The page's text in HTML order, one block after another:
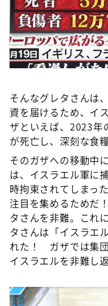
そんなグレタさんは
資を届けるため、イ
ザといえば、2023年
が死亡し、深刻な食
そのガザへの移動中
は、イスラエル軍に
時拘束されてしまっ
注目を集めるためだ
タさんを非難。これ
タさんは「イスラエ
れた！ ガザでは集
イスラエルを非難し